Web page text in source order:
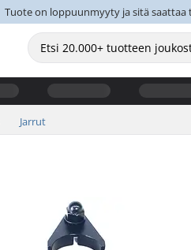
Tuote on loppuunmyyty ja sitä saattaa
Jarrut